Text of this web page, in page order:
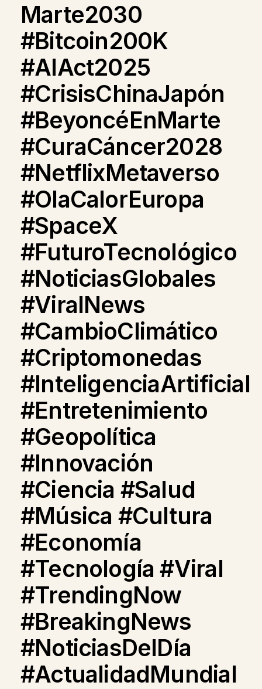
Marte2030
#Bitcoin200K
#AIAct2025
#CrisisChinaJapón
#BeyoncéEnMarte
#CuraCáncer2028
#NetflixMetaverso
#OlaCalorEuropa
#SpaceX
#FuturoTecnológico
#NoticiasGlobales
#ViralNews
#CambioClimático
#Criptomonedas
#InteligenciaArtificial
#Entretenimiento
#Geopolítica
#Innovación
#Ciencia #Salud
#Música #Cultura
#Economía
#Tecnología #Viral
#TrendingNow
#BreakingNews
#NoticiasDelDía
#ActualidadMundial